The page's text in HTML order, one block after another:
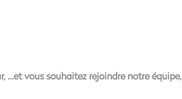
…et vous souhaitez rejoindre notre équipe,